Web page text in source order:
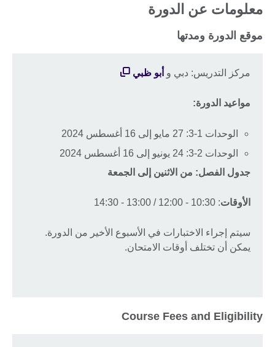
معلومات عن الدورة
موقع الدورة ومدتها
مركز التدريس: دبي و أبو ظبي
مواعيد الدورة:
الوحدات 1-3: 27 مايو إلى 16 أغسطس 2024
الوحدات 2-3: 24 يونيو إلى 16 أغسطس 2024
جدول الفصل: من الاثنين إلى الجمعة
الأوقات: 10:30 - 12:00 / 13:00 - 14:30
سيتم إجراء الاختبارات في الأسبوع الأخير من الدورة.
يمكن أن تختلف أوقات الامتحان.
Course Fees and Eligibility